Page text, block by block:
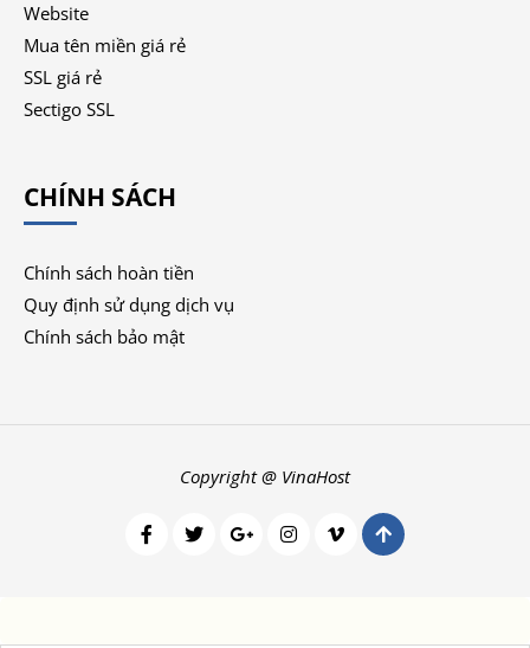
Website
Mua tên miền giá rẻ
SSL giá rẻ
Sectigo SSL
CHÍNH SÁCH
Chính sách hoàn tiền
Quy định sử dụng dịch vụ
Chính sách bảo mật
Copyright @ VinaHost